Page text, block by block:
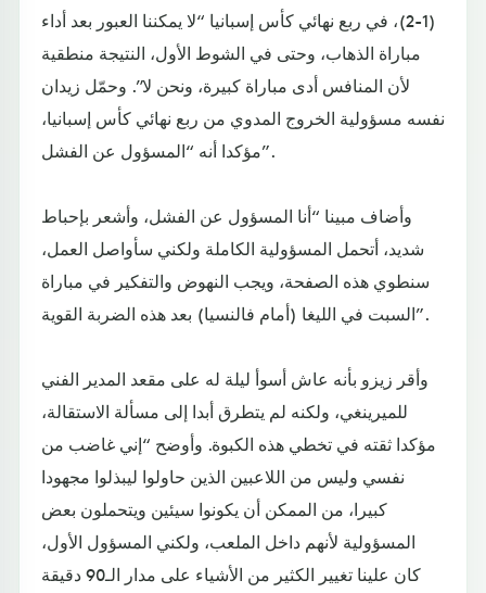
(1-2)، في ربع نهائي كأس إسبانيا “لا يمكننا العبور بعد أداء
مباراة الذهاب، وحتى في الشوط الأول، النتيجة منطقية
لأن المنافس أدى مباراة كبيرة، ونحن لا”. وحمّل زيدان
نفسه مسؤولية الخروج المدوي من ربع نهائي كأس إسبانيا،
مؤكدا أنه “المسؤول عن الفشل”.
وأضاف مبينا “أنا المسؤول عن الفشل، وأشعر بإحباط
شديد، أتحمل المسؤولية الكاملة ولكني سأواصل العمل،
سنطوي هذه الصفحة، ويجب النهوض والتفكير في مباراة
السبت في الليغا (أمام فالنسيا) بعد هذه الضربة القوية”.
وأقر زيزو بأنه عاش أسوأ ليلة له على مقعد المدير الفني
للميرينغي، ولكنه لم يتطرق أبدا إلى مسألة الاستقالة،
مؤكدا ثقته في تخطي هذه الكبوة. وأوضح “إني غاضب من
نفسي وليس من اللاعبين الذين حاولوا ليبذلوا مجهودا
كبيرا، من الممكن أن يكونوا سيئين ويتحملون بعض
المسؤولية لأنهم داخل الملعب، ولكني المسؤول الأول،
كان علينا تغيير الكثير من الأشياء على مدار الـ90 دقيقة